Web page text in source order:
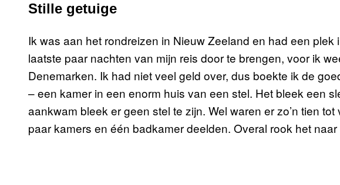
Stille getuige
Ik was aan het rondreizen in Nieuw Zeeland en had een plek
laatste paar nachten van mijn reis door te brengen, voor ik
Denemarken. Ik had niet veel geld over, dus boekte ik de
– een kamer in een enorm huis van een stel. Het bleek een
aankwam bleek er geen stel te zijn. Wel waren er zo’n tien
paar kamers en één badkamer deelden. Overal rook het